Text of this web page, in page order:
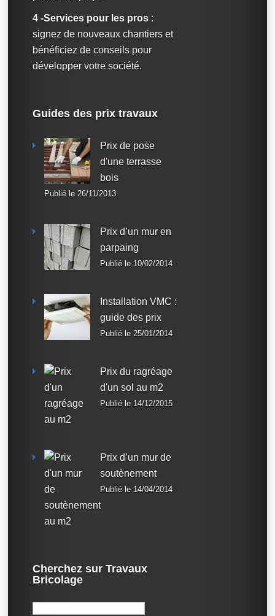
4 -Services pour les pros :
signez de nouveaux chantiers et
bénéficiez de conseils pour
développer votre société.
Guides des prix travaux
Prix de pose
d'une terrasse
bois
Publié le 26/11/2013
Prix d’un mur en
parpaing
Publié le 10/02/2014
Installation VMC :
guide des prix
Publié le 25/01/2014
Prix du ragréage
d'un sol au m2
Publié le 14/12/2015
Prix d’un mur de
soutènement
Publié le 14/04/2014
Cherchez sur Travaux
Bricolage
Rechercher :